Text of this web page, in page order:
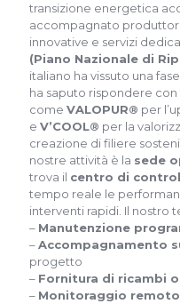
transizione energetica
accompagnato
innovative e servizi
(Piano Nazionale di
italiano ha vissuto una
ha saputo rispondere
come VALOPUR® per
e V’COOL® per la
creazione di filiere
nostre attività è la sede
trova il centro di
tempo reale le
interventi rapidi. Il nostro
– Manutenzione
–Accompagnamento
progetto
– Fornitura di ricambi
– Monitoraggio remoto